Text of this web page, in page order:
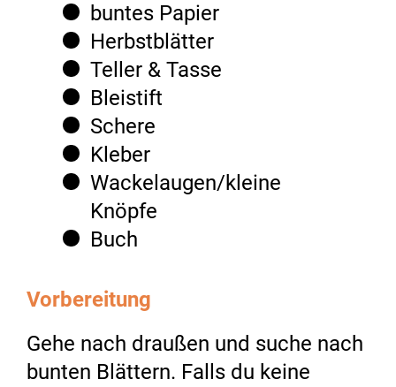
buntes Papier
Herbstblätter
Teller & Tasse
Bleistift
Schere
Kleber
Wackelaugen/kleine
Knöpfe
Buch
Vorbereitung
Gehe nach draußen und suche nach
bunten Blättern. Falls du keine